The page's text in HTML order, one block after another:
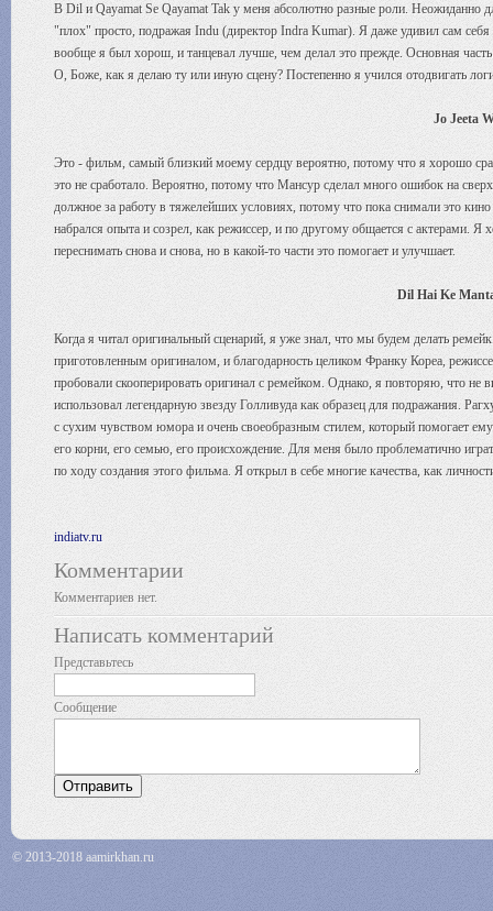
В Dil и Qayamat Se Qayamat Tak у меня абсолютно разные роли. Неожиданно
"плох" просто, подражая Indu (директор Indra Kumar). Я даже удивил сам
вообще я был хорош, и танцевал лучше, чем делал это прежде. Основная
О, Боже, как я делаю ту или иную сцену? Постепенно я учился отодвигать
Jo Jeeta
Это - фильм, самый близкий моему сердцу вероятно, потому что я хорошо
это не сработало. Вероятно, потому что Мансур сделал много ошибок на
должное за работу в тяжелейших условиях, потому что пока снимали это
набрался опыта и созрел, как режиссер, и по другому общается с актерами.
переснимать снова и снова, но в какой-то части это помогает и улучшает.
Dil Hai Ke
Когда я читал оригинальный сценарий, я уже знал, что мы будем делать
приготовленным оригиналом, и благодарность целиком Франку Кореа,
пробовали скооперировать оригинал с ремейком. Однако, я повторяю, что
использовал легендарную звезду Голливуда как образец для подражания.
с сухим чувством юмора и очень своеобразным стилем, который помогает
его корни, его семью, его происхождение. Для меня было проблематично
по ходу создания этого фильма. Я открыл в себе многие качества, как
indiatv.ru
Комментарии
Комментариев нет.
Написать комментарий
Представьтесь
Сообщение
© 2013-2018 aamirkhan.ru